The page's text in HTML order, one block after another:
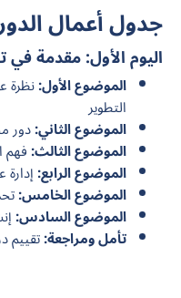
جدول أعمال
اليوم الأول: مقدمة في
الموضوع الأول:نظرة
التطوير
الموضوع الثاني:دور
الموضوع الثالث:فهم
الموضوع الرابع:
الموضوع الخامس:
الموضوع السادس:
تأمل ومراجعة:تقييم